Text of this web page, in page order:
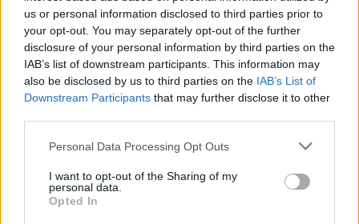
us or personal information disclosed to third parties prior to
your opt-out. You may separately opt-out of the further
disclosure of your personal information by third parties on the
IAB’s list of downstream participants. This information may
also be disclosed by us to third parties on the IAB’s List of
Downstream Participants that may further disclose it to other
Personal Data Processing Opt Outs
I want to opt-out of the Sharing of my
personal data.
Opted In
Festes
amb més modistes i gairebé 40 peces a
concurs
31 de juliol de 2026
DEIXA UNA RESPOSTA